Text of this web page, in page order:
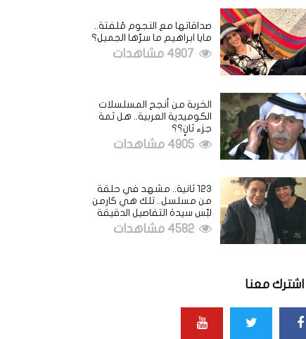
صداقاتها مع النجوم مُلفتة..
مايا ابراهيم ما سرّها الجميل؟
الخربة من أنجح المسلسلات
الكوميدية العربية.. هل ثمة
جزء ثانٍ؟؟
123 ثانية.. مشهد في حلقة
من مسلسل.. تلك هي كارمن
لبّس سيدة التفاصيل الدقيقة
اشترك معنا